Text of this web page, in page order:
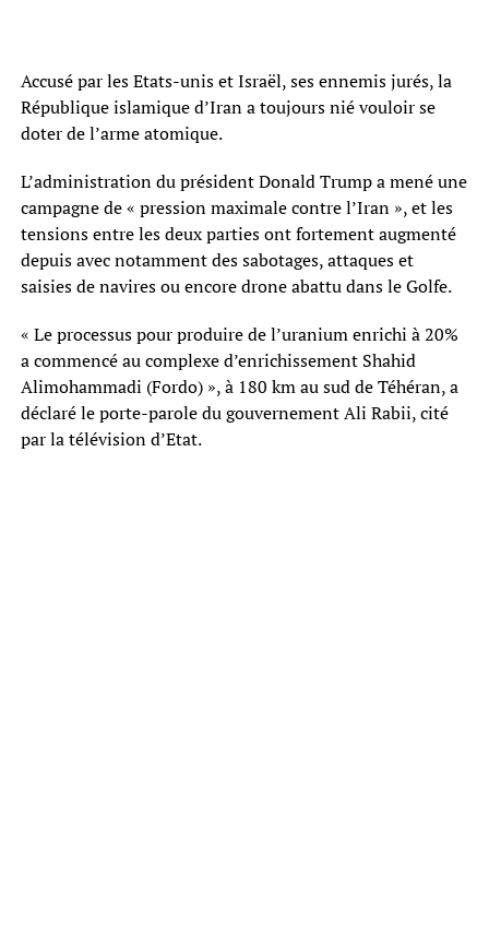
Accusé par les Etats-unis et Israël, ses ennemis jurés, la
République islamique d’Iran a toujours nié vouloir se
doter de l’arme atomique.
L’administration du président Donald Trump a mené une
campagne de « pression maximale contre l’Iran », et les
tensions entre les deux parties ont fortement augmenté
depuis avec notamment des sabotages, attaques et
saisies de navires ou encore drone abattu dans le Golfe.
« Le processus pour produire de l’uranium enrichi à 20%
a commencé au complexe d’enrichissement Shahid
Alimohammadi (Fordo) », à 180 km au sud de Téhéran, a
déclaré le porte-parole du gouvernement Ali Rabii, cité
par la télévision d’Etat.